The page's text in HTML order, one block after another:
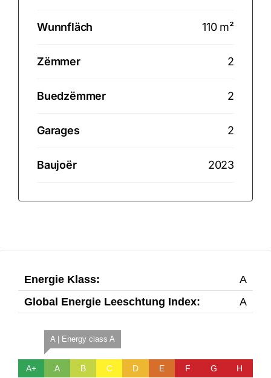
Wunnfläch 110 m²
Zëmmer 2
Buedzëmmer 2
Garages 2
Baujoër 2023
Energie Klass:
A
Global Energie Leeschtung Index:
A
A+
A | Energy class A
A B C D E F G H